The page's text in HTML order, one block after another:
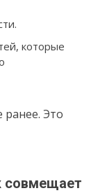
которые
ранее. Это
совмещает